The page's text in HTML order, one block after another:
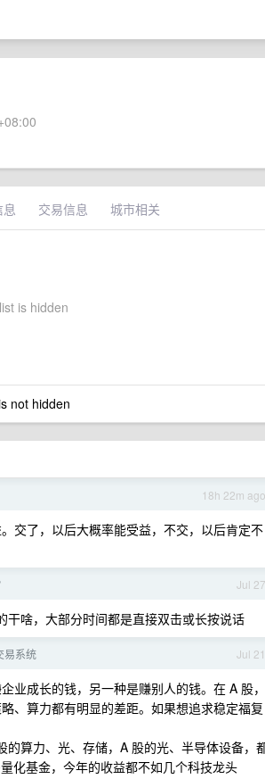
息 交易信息 城市相关
is hidden
not hidden
18h 22m ago
交了，以后大概率能受益，不交，以后肯定不
Jul 27
啥，大部分时间都是直接双击或长按说话
Jul 21
易系统
业成长的钱，另一种是赚别人的钱。在 A 股，
、算力都有明显的差距。如果想追求稳定福复
算力、光、存储，A 股的光、半导体设备，
化基金，今年的收益都不如几个科技龙头